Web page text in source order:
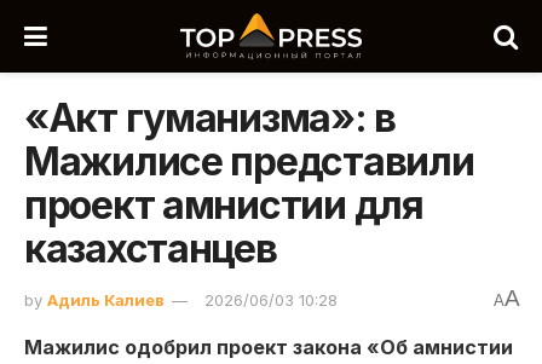
«Акт гуманизма»: в
Мажилисе представили
проект амнистии для
казахстанцев
by Адиль Калиев 2026/06/03 10:28 AA
Мажилис одобрил проект закона «Об амнистии